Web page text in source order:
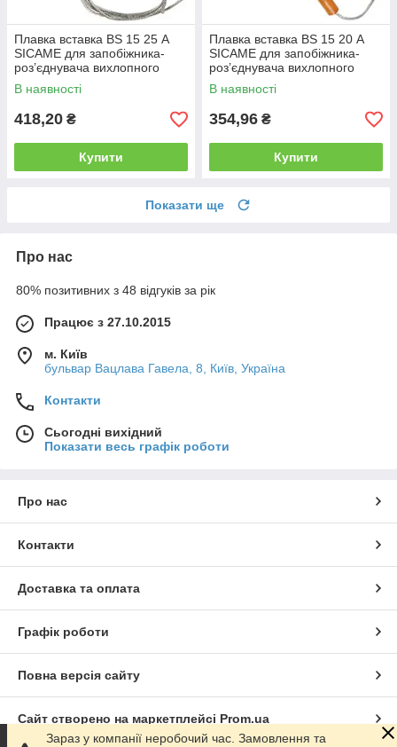
Плавка вставка BS 15 25 А
SICAME для запобіжника-
роз’єднувача вихлопного
типу, нитка запобіжника
В наявності
418,20 ₴
Купити
Плавка вставка BS 15 20 А
SICAME для запобіжника-
роз’єднувача вихлопного
типу, нитка запобіжника
В наявності
354,96 ₴
Купити
Показати ще
Про нас
80% позитивних з 48 відгуків за рік
Працює з 27.10.2015
м. Київ
бульвар Вацлава Гавела, 8, Київ, Україна
Контакти
Сьогодні вихідний
Показати весь графік роботи
Про нас
Контакти
Доставка та оплата
Графік роботи
Повна версія сайту
Сайт створено на маркетплейсі Prom.ua
Зараз у компанії неробочий час. Замовлення та